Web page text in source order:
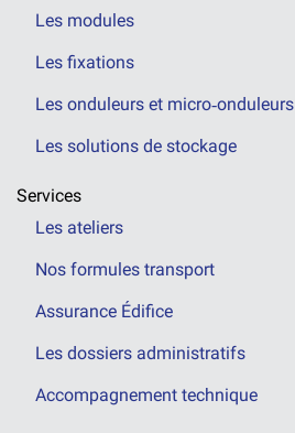
Les modules
Les fixations
Les onduleurs et micro‑onduleurs
Les solutions de stockage
Services
Les ateliers
Nos formules transport
Assurance Édifice
Les dossiers administratifs
Accompagnement technique